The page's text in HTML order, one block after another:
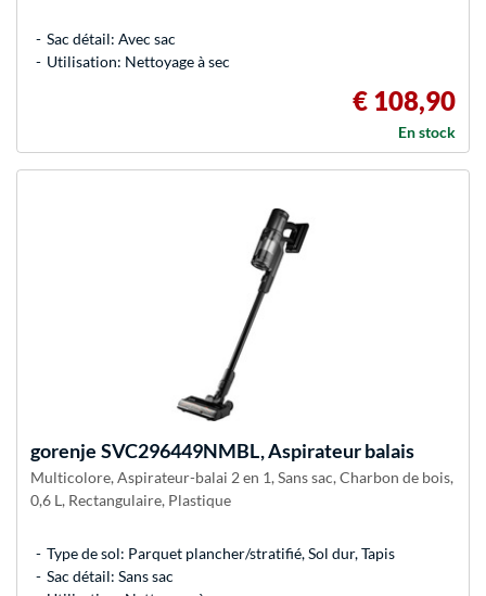
Sac détail: Avec sac
Utilisation: Nettoyage à sec
€ 108,90
En stock
gorenje SVC296449NMBL, Aspirateur balais
Multicolore, Aspirateur-balai 2 en 1, Sans sac, Charbon de bois,
0,6 L, Rectangulaire, Plastique
Type de sol: Parquet plancher/stratifié, Sol dur, Tapis
Sac détail: Sans sac